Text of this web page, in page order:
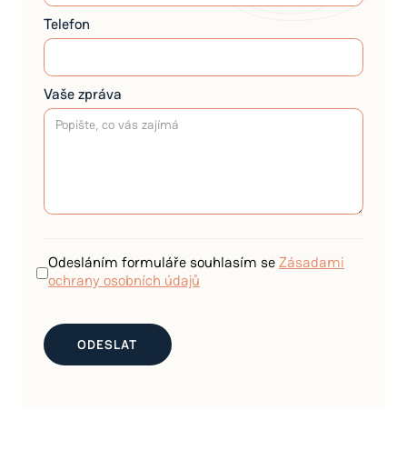
Telefon
Vaše zpráva
Odesláním formuláře souhlasím seZásadami
ochrany osobních údajů